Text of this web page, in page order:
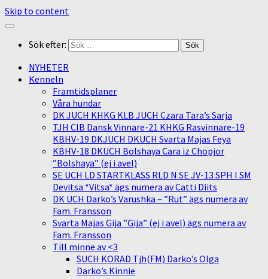
Skip to content
Sök efter:
NYHETER
Kenneln
Framtidsplaner
Våra hundar
DK JUCH KHKG KLB JUCH Czara Tara’s Sarja
TJH CIB Dansk Vinnare-21 KHKG Rasvinnare-19
KBHV-19 DKJUCH DKUCH Svarta Majas Feya
KBHV-18 DKUCH Bolshaya Cara iz Chopjor
”Bolshaya” (ej i avel)
SE UCH LD STARTKLASS RLD N SE JV-13 SPH I SM
Devitsa *Vitsa* ägs numera av Catti Diits
DK UCH Darko’s Varushka – ”Rut” ägs numera av
Fam. Fransson
Svarta Majas Gija ”Gija” (ej i avel) ägs numera av
Fam. Fransson
Till minne av <3
SUCH KORAD Tjh(FM) Darko’s Olga
Darko’s Kinnie